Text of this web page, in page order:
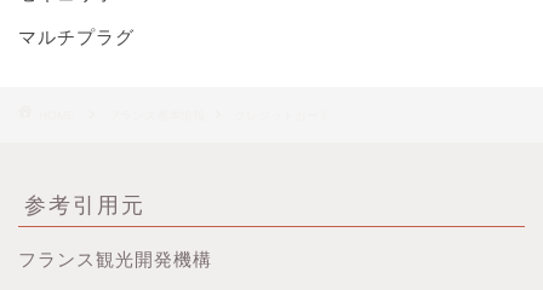
マルチプラグ
参考引用元
フランス観光開発機構